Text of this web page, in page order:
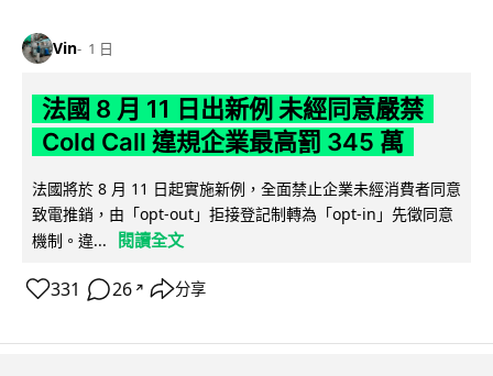
Vin 1 日
法國 8 月 11 日出新例 未經同意嚴禁
Cold Call 違規企業最高罰 345 萬
法國將於 8 月 11 日起實施新例，全面禁止企業未經消費者同意
致電推銷，由「opt-out」拒接登記制轉為「opt-in」先徵同意
機制。違...
閱讀全文
331 26 ↗ 分享